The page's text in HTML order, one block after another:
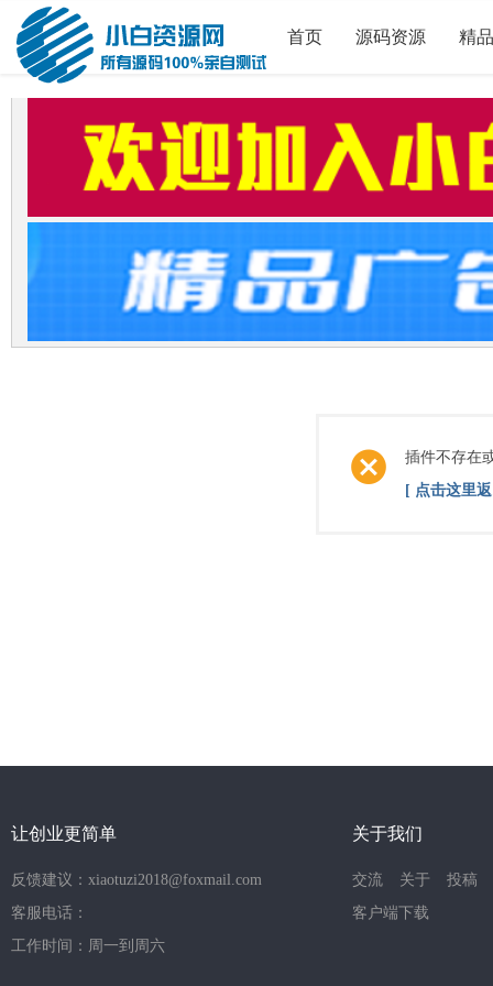
首页 源码资源 精
插件不存在
[ 点击这里
让创业更简单
反馈建议：xiaotuzi2018@foxmail.com
客服电话：
工作时间：周一到周六
关于我们
交流 关于
投稿
客户端下载